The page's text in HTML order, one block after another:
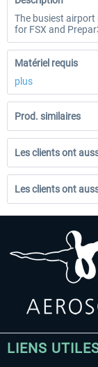
The busiest airport
for FSX and
Matériel requis
plus
Prod. similaires
Les clients ont
Les clients ont
LIENS